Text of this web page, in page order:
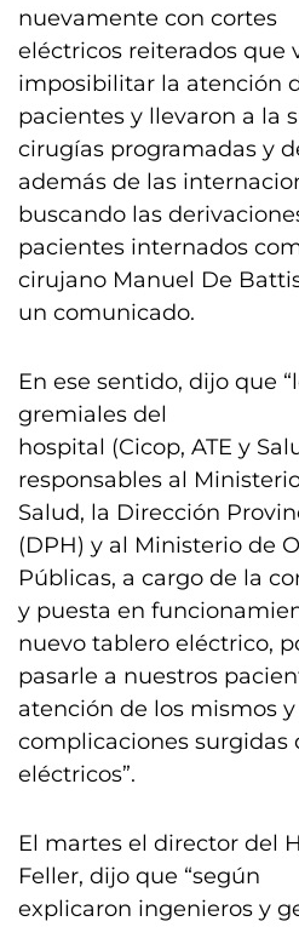
nuevamente con cortes
eléctricos reiterados que
imposibilitar la atención
pacientes y llevaron a la
cirugías programadas y
además de las
buscando las
pacientes internados
cirujano Manuel De
un comunicado.
En ese sentido, dijo que
gremiales del
hospital (Cicop, ATE y
responsables al
Salud, la Dirección
(DPH) y al Ministerio de
Públicas, a cargo de la
y puesta en
nuevo tablero eléctrico,
pasarle a nuestros
atención de los mismos
complicaciones surgidas
eléctricos”.
El martes el director del
Feller, dijo que “según
explicaron ingenieros y